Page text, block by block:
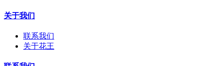
关于我们
联系我们
关于花王